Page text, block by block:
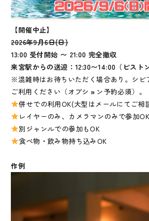
【開催中止】
2026年9月6日(日)
13:00 受付開始 〜 21:00 完全撤収
来宮駅からの送迎：12:30〜14:00（ピスト
※混雑時はお待ちいただく場合あり。シビ
ご利用ください（オプション予約必須）。
併せでの利用OK(大型はメールにてご相
レイヤーのみ、カメラマンのみで参加OK
別ジャンルでの参加もOK
食べ物・飲み物持ち込みOK
作例